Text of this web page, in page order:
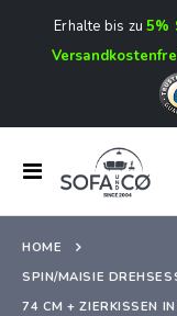
Erhalte bis zu5%
Navigation
umschalten
HOME
SPIN/MAISIE
74 CM + ZIERKISSEN